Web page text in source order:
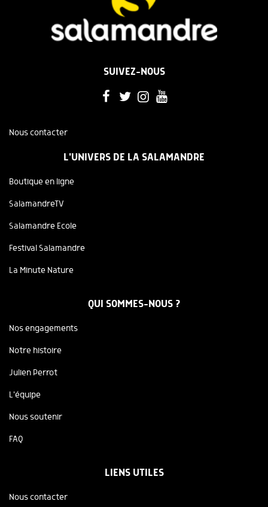
SUIVEZ-NOUS
Nous contacter
L'UNIVERS DE LA SALAMANDRE
Boutique en ligne
SalamandreTV
Salamandre Ecole
Festival Salamandre
La Minute Nature
QUI SOMMES-NOUS ?
Nos engagements
Notre histoire
Julien Perrot
L'équipe
Nous soutenir
FAQ
LIENS UTILES
Nous contacter